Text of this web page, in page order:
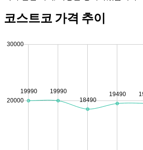
코스트코 가격 추이